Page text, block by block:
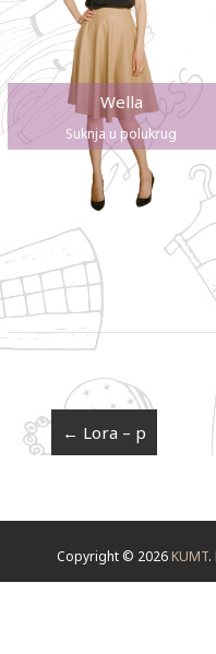
Wella
Suknja u polukrug
← Lora – p
Copyright © 2026 KUMT.